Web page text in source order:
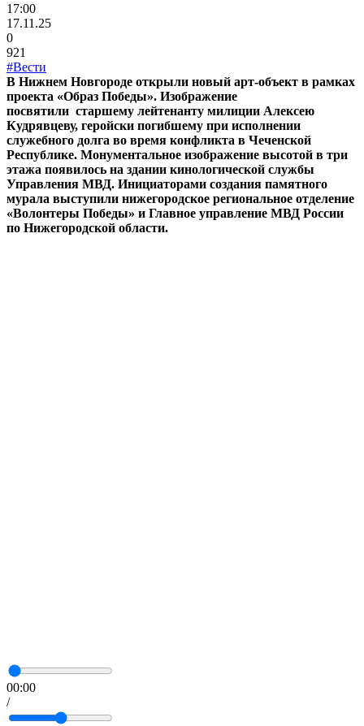
17:00
17.11.25
0
921
#Вести
В Нижнем Новгороде открыли новый арт-объект в рамках
проекта «Образ Победы». Изображение
посвятили старшему лейтенанту милиции Алексею
Кудрявцеву, геройски погибшему при исполнении
служебного долга во время конфликта в Чеченской
Республике. Монументальное изображение высотой в три
этажа появилось на здании кинологической службы
Управления МВД. Инициаторами создания памятного
мурала выступили нижегородское региональное отделение
«Волонтеры Победы» и Главное управление МВД России
по Нижегородской области.
00:00
/